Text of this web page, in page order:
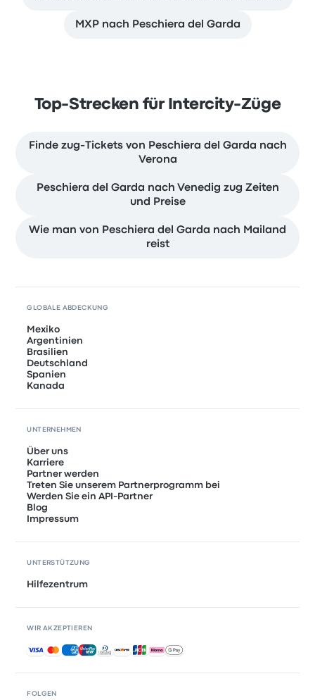
MXP nach Peschiera del Garda
Top-Strecken für Intercity-Züge
Finde zug-Tickets von Peschiera del Garda nach
Verona
Peschiera del Garda nach Venedig zug Zeiten
und Preise
Wie man von Peschiera del Garda nach Mailand
reist
FOLGEN
GLOBALE ABDECKUNG
Mexiko
Argentinien
Brasilien
Deutschland
Spanien
Kanada
UNTERNEHMEN
Über uns
Karriere
Partner werden
Treten Sie unserem Partnerprogramm bei
Werden Sie ein API-Partner
Blog
Impressum
UNTERSTÜTZUNG
Hilfezentrum
WIR AKZEPTIEREN
Akzeptierte Zahlungsmethoden